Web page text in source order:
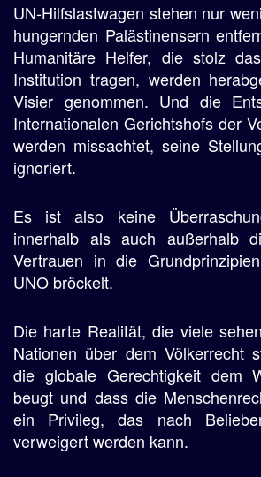
UN-Hilfslastwagen stehen nur
hungernden Palästinensern
Humanitäre Helfer, die stolz
Institution tragen, werden
Visier genommen. Und die
Internationalen Gerichtshofs der
werden missachtet, seine
ignoriert.
Es ist also keine
innerhalb als auch außerhalb
Vertrauen in die
UNO bröckelt.
Die harte Realität, die viele
Nationen über dem Völkerrecht
die globale Gerechtigkeit dem
beugt und dass die
ein Privileg, das nach
verweigert werden kann.